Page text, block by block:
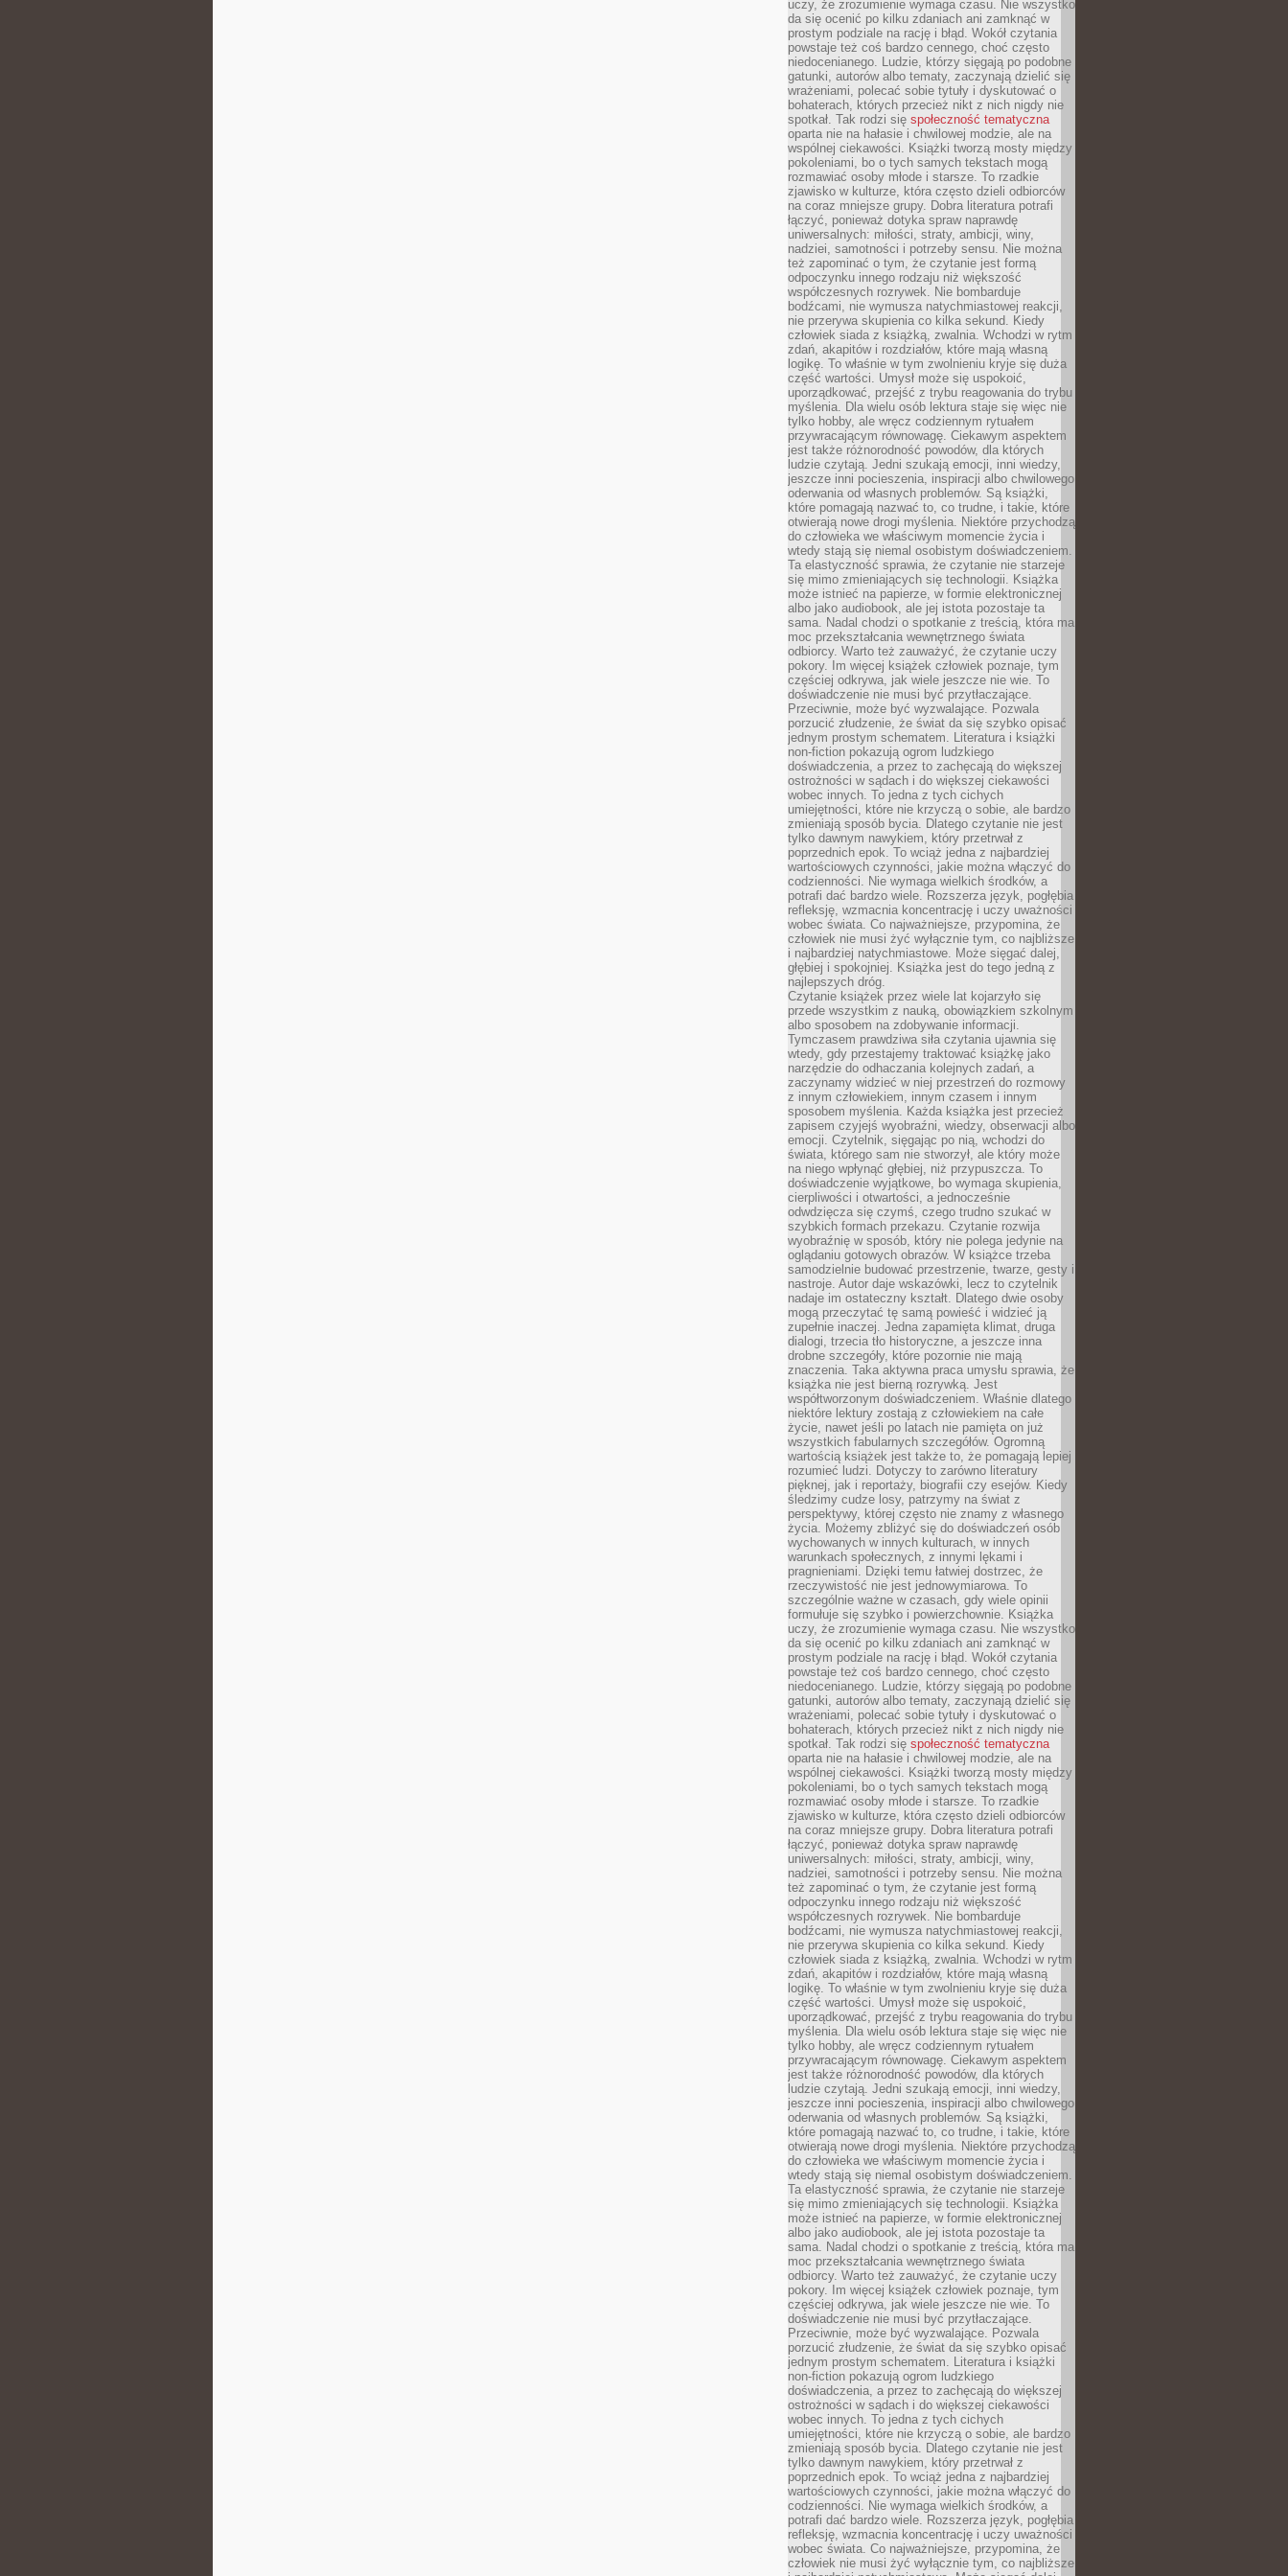
uczy, że zrozumienie wymaga czasu. Nie wszystko
da się ocenić po kilku zdaniach ani zamknąć w
prostym podziale na rację i błąd. Wokół czytania
powstaje też coś bardzo cennego, choć często
niedocenianego. Ludzie, którzy sięgają po podobne
gatunki, autorów albo tematy, zaczynają dzielić się
wrażeniami, polecać sobie tytuły i dyskutować o
bohaterach, których przecież nikt z nich nigdy nie
spotkał. Tak rodzi się społeczność tematyczna
oparta nie na hałasie i chwilowej modzie, ale na
wspólnej ciekawości. Książki tworzą mosty między
pokoleniami, bo o tych samych tekstach mogą
rozmawiać osoby młode i starsze. To rzadkie
zjawisko w kulturze, która często dzieli odbiorców
na coraz mniejsze grupy. Dobra literatura potrafi
łączyć, ponieważ dotyka spraw naprawdę
uniwersalnych: miłości, straty, ambicji, winy,
nadziei, samotności i potrzeby sensu. Nie można
też zapominać o tym, że czytanie jest formą
odpoczynku innego rodzaju niż większość
współczesnych rozrywek. Nie bombarduje
bodźcami, nie wymusza natychmiastowej reakcji,
nie przerywa skupienia co kilka sekund. Kiedy
człowiek siada z książką, zwalnia. Wchodzi w rytm
zdań, akapitów i rozdziałów, które mają własną
logikę. To właśnie w tym zwolnieniu kryje się duża
część wartości. Umysł może się uspokoić,
uporządkować, przejść z trybu reagowania do trybu
myślenia. Dla wielu osób lektura staje się więc nie
tylko hobby, ale wręcz codziennym rytuałem
przywracającym równowagę. Ciekawym aspektem
jest także różnorodność powodów, dla których
ludzie czytają. Jedni szukają emocji, inni wiedzy,
jeszcze inni pocieszenia, inspiracji albo chwilowego
oderwania od własnych problemów. Są książki,
które pomagają nazwać to, co trudne, i takie, które
otwierają nowe drogi myślenia. Niektóre przychodzą
do człowieka we właściwym momencie życia i
wtedy stają się niemal osobistym doświadczeniem.
Ta elastyczność sprawia, że czytanie nie starzeje
się mimo zmieniających się technologii. Książka
może istnieć na papierze, w formie elektronicznej
albo jako audiobook, ale jej istota pozostaje ta
sama. Nadal chodzi o spotkanie z treścią, która ma
moc przekształcania wewnętrznego świata
odbiorcy. Warto też zauważyć, że czytanie uczy
pokory. Im więcej książek człowiek poznaje, tym
częściej odkrywa, jak wiele jeszcze nie wie. To
doświadczenie nie musi być przytłaczające.
Przeciwnie, może być wyzwalające. Pozwala
porzucić złudzenie, że świat da się szybko opisać
jednym prostym schematem. Literatura i książki
non-fiction pokazują ogrom ludzkiego
doświadczenia, a przez to zachęcają do większej
ostrożności w sądach i do większej ciekawości
wobec innych. To jedna z tych cichych
umiejętności, które nie krzyczą o sobie, ale bardzo
zmieniają sposób bycia. Dlatego czytanie nie jest
tylko dawnym nawykiem, który przetrwał z
poprzednich epok. To wciąż jedna z najbardziej
wartościowych czynności, jakie można włączyć do
codzienności. Nie wymaga wielkich środków, a
potrafi dać bardzo wiele. Rozszerza język, pogłębia
refleksję, wzmacnia koncentrację i uczy uważności
wobec świata. Co najważniejsze, przypomina, że
człowiek nie musi żyć wyłącznie tym, co najbliższe
i najbardziej natychmiastowe. Może sięgać dalej,
głębiej i spokojniej. Książka jest do tego jedną z
najlepszych dróg.
Czytanie książek przez wiele lat kojarzyło się
przede wszystkim z nauką, obowiązkiem szkolnym
albo sposobem na zdobywanie informacji.
Tymczasem prawdziwa siła czytania ujawnia się
wtedy, gdy przestajemy traktować książkę jako
narzędzie do odhaczania kolejnych zadań, a
zaczynamy widzieć w niej przestrzeń do rozmowy
z innym człowiekiem, innym czasem i innym
sposobem myślenia. Każda książka jest przecież
zapisem czyjejś wyobraźni, wiedzy, obserwacji albo
emocji. Czytelnik, sięgając po nią, wchodzi do
świata, którego sam nie stworzył, ale który może
na niego wpłynąć głębiej, niż przypuszcza. To
doświadczenie wyjątkowe, bo wymaga skupienia,
cierpliwości i otwartości, a jednocześnie
odwdzięcza się czymś, czego trudno szukać w
szybkich formach przekazu. Czytanie rozwija
wyobraźnię w sposób, który nie polega jedynie na
oglądaniu gotowych obrazów. W książce trzeba
samodzielnie budować przestrzenie, twarze, gesty i
nastroje. Autor daje wskazówki, lecz to czytelnik
nadaje im ostateczny kształt. Dlatego dwie osoby
mogą przeczytać tę samą powieść i widzieć ją
zupełnie inaczej. Jedna zapamięta klimat, druga
dialogi, trzecia tło historyczne, a jeszcze inna
drobne szczegóły, które pozornie nie mają
znaczenia. Taka aktywna praca umysłu sprawia, że
książka nie jest bierną rozrywką. Jest
współtworzonym doświadczeniem. Właśnie dlatego
niektóre lektury zostają z człowiekiem na całe
życie, nawet jeśli po latach nie pamięta on już
wszystkich fabularnych szczegółów. Ogromną
wartością książek jest także to, że pomagają lepiej
rozumieć ludzi. Dotyczy to zarówno literatury
pięknej, jak i reportaży, biografii czy esejów. Kiedy
śledzimy cudze losy, patrzymy na świat z
perspektywy, której często nie znamy z własnego
życia. Możemy zbliżyć się do doświadczeń osób
wychowanych w innych kulturach, w innych
warunkach społecznych, z innymi lękami i
pragnieniami. Dzięki temu łatwiej dostrzec, że
rzeczywistość nie jest jednowymiarowa. To
szczególnie ważne w czasach, gdy wiele opinii
formułuje się szybko i powierzchownie. Książka
uczy, że zrozumienie wymaga czasu. Nie wszystko
da się ocenić po kilku zdaniach ani zamknąć w
prostym podziale na rację i błąd. Wokół czytania
powstaje też coś bardzo cennego, choć często
niedocenianego. Ludzie, którzy sięgają po podobne
gatunki, autorów albo tematy, zaczynają dzielić się
wrażeniami, polecać sobie tytuły i dyskutować o
bohaterach, których przecież nikt z nich nigdy nie
spotkał. Tak rodzi się społeczność tematyczna
oparta nie na hałasie i chwilowej modzie, ale na
wspólnej ciekawości. Książki tworzą mosty między
pokoleniami, bo o tych samych tekstach mogą
rozmawiać osoby młode i starsze. To rzadkie
zjawisko w kulturze, która często dzieli odbiorców
na coraz mniejsze grupy. Dobra literatura potrafi
łączyć, ponieważ dotyka spraw naprawdę
uniwersalnych: miłości, straty, ambicji, winy,
nadziei, samotności i potrzeby sensu. Nie można
też zapominać o tym, że czytanie jest formą
odpoczynku innego rodzaju niż większość
współczesnych rozrywek. Nie bombarduje
bodźcami, nie wymusza natychmiastowej reakcji,
nie przerywa skupienia co kilka sekund. Kiedy
człowiek siada z książką, zwalnia. Wchodzi w rytm
zdań, akapitów i rozdziałów, które mają własną
logikę. To właśnie w tym zwolnieniu kryje się duża
część wartości. Umysł może się uspokoić,
uporządkować, przejść z trybu reagowania do trybu
myślenia. Dla wielu osób lektura staje się więc nie
tylko hobby, ale wręcz codziennym rytuałem
przywracającym równowagę. Ciekawym aspektem
jest także różnorodność powodów, dla których
ludzie czytają. Jedni szukają emocji, inni wiedzy,
jeszcze inni pocieszenia, inspiracji albo chwilowego
oderwania od własnych problemów. Są książki,
które pomagają nazwać to, co trudne, i takie, które
otwierają nowe drogi myślenia. Niektóre przychodzą
do człowieka we właściwym momencie życia i
wtedy stają się niemal osobistym doświadczeniem.
Ta elastyczność sprawia, że czytanie nie starzeje
się mimo zmieniających się technologii. Książka
może istnieć na papierze, w formie elektronicznej
albo jako audiobook, ale jej istota pozostaje ta
sama. Nadal chodzi o spotkanie z treścią, która ma
moc przekształcania wewnętrznego świata
odbiorcy. Warto też zauważyć, że czytanie uczy
pokory. Im więcej książek człowiek poznaje, tym
częściej odkrywa, jak wiele jeszcze nie wie. To
doświadczenie nie musi być przytłaczające.
Przeciwnie, może być wyzwalające. Pozwala
porzucić złudzenie, że świat da się szybko opisać
jednym prostym schematem. Literatura i książki
non-fiction pokazują ogrom ludzkiego
doświadczenia, a przez to zachęcają do większej
ostrożności w sądach i do większej ciekawości
wobec innych. To jedna z tych cichych
umiejętności, które nie krzyczą o sobie, ale bardzo
zmieniają sposób bycia. Dlatego czytanie nie jest
tylko dawnym nawykiem, który przetrwał z
poprzednich epok. To wciąż jedna z najbardziej
wartościowych czynności, jakie można włączyć do
codzienności. Nie wymaga wielkich środków, a
potrafi dać bardzo wiele. Rozszerza język, pogłębia
refleksję, wzmacnia koncentrację i uczy uważności
wobec świata. Co najważniejsze, przypomina, że
człowiek nie musi żyć wyłącznie tym, co najbliższe